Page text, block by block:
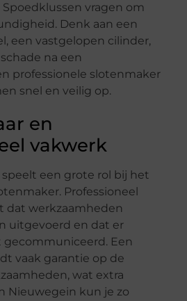
vragen om
Denk aan een
een vastgelopen cilinder,
na een
professionele slotenmaker
snel en veilig op.
en
vakwerk
een grote rol bij het
Professioneel
dat werkzaamheden
uitgevoerd en dat er
Een
vaak garantie op de
wat extra
Nieuwegein kun je zo